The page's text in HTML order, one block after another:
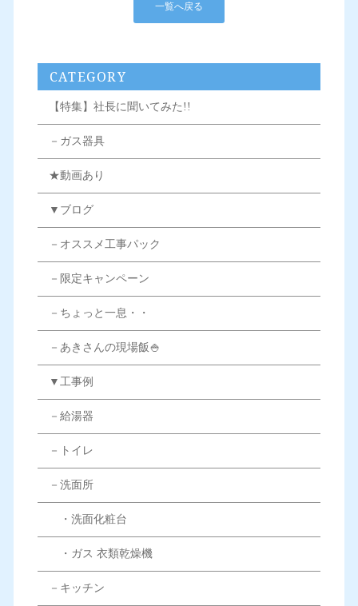
一覧へ戻る
CATEGORY
【特集】社長に聞いてみた!!
－ガス器具
★動画あり
▼ブログ
－オススメ工事パック
－限定キャンペーン
－ちょっと一息・・
－あきさんの現場飯🍚
▼工事例
－給湯器
－トイレ
－洗面所
・洗面化粧台
・ガス 衣類乾燥機
－キッチン